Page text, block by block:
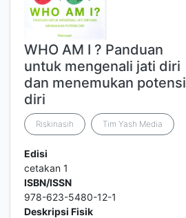
WHO AM I ? Panduan
untuk mengenali jati diri
dan menemukan potensi
diri
Riskinasih Tim Yash Media
Edisi
cetakan 1
ISBN/ISSN
978-623-5480-12-1
Deskripsi Fisik